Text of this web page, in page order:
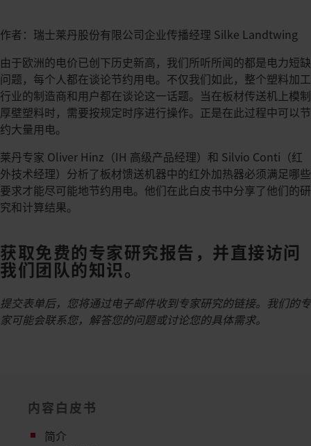
作者：瑞士莱丹股份有限公司企业传播经理 Silke Landtwing
由于欧洲的电价已创下历史新高，我们所听所闻的都是电力短缺
问题，每个人都在谈论节约用电。不仅我们如此，整个塑料加工
行业的制造商和用户都在谈论这一话题。当在板材传送机上模制
厚壁塑料时，需要按规定时序进行操作。正是在此过程中可以节
约大量用电。
莱丹专家 Oliver Hinz（IH 高级产品经理）和 Silvio Conti（红
外技术经理）分析了板材馈送机器中的红外加热器必须满足哪些
要求才能尽可能地节约用电。他们在此白皮书中分享了他们的研
究和计算结果。
获取免费的专家研究报告，并直接访问
我们团队的知识。
提交表单后，您将通过电子邮件收到专家研究的链接。我们的专
家可能会联系您，解答您的问题或讨论您的具体需求。
内容白皮书
简介